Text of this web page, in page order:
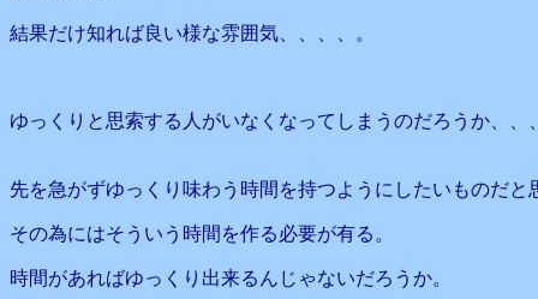
結果だけ知れば良い様な雰囲気、、、、。
ゆっくりと思索する人がいなくなってしまうのだろうか、、
先を急がずゆっくり味わう時間を持つようにしたいものだと
その為にはそういう時間を作る必要が有る。
時間があればゆっくり出来るんじゃないだろうか。